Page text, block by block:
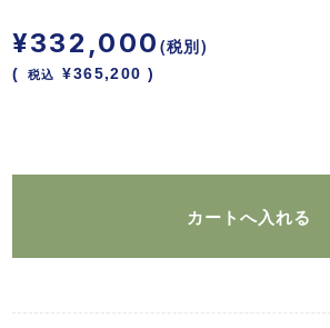
¥332,000 (税別)
( 税込 ¥365,200 )